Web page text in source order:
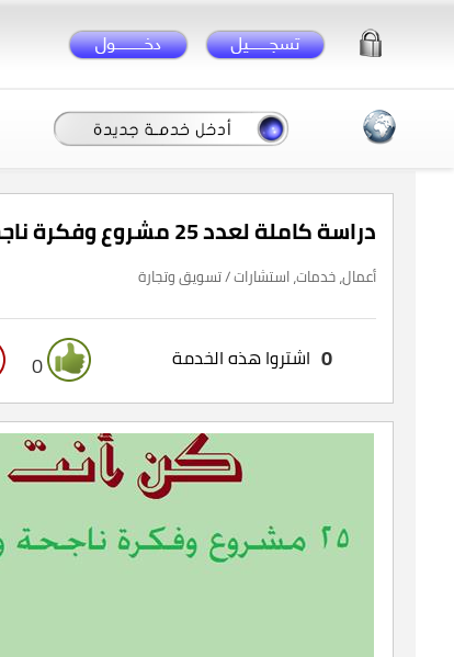
دراسة كاملة لعدد 25 مشروع وفكرة ناجحة ومربحة
أعمال، خدمات، استشارات / تسويق وتجارة
0 اشتروا هذه الخدمة 0